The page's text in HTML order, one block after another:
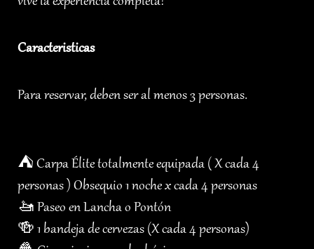
Caracteristicas
Para reservar, deben ser al menos 3 personas.
⛺️ Carpa Élite totalmente equipada ( X cada 4
personas ) Obsequio 1 noche x cada 4 personas
🚤 Paseo en Lancha o Pontón
🍻 1 bandeja de cervezas (X cada 4 personas)